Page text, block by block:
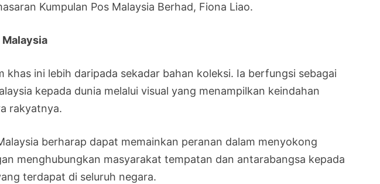
Kumpulan Pos Malaysia Berhad, Fiona Liao.
khas ini lebih daripada sekadar bahan koleksi. Ia berfungsi sebagai
kepada dunia melalui visual yang menampilkan keindahan
rakyatnya.
berharap dapat memainkan peranan dalam menyokong
menghubungkan masyarakat tempatan dan antarabangsa kepada
terdapat di seluruh negara.